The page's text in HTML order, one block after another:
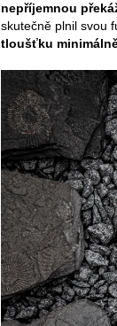
nepříjemnou
skutečně plnil svou
tloušťku